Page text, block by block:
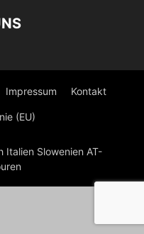
Impressum Kontakt
(EU)
Slowenien AT-